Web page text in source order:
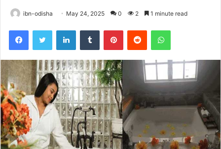
ibn-odisha May 24, 2025 0 2 1 minute read
FacebookTwitter LinkedInTumblr PinterestReddit WhatsApp